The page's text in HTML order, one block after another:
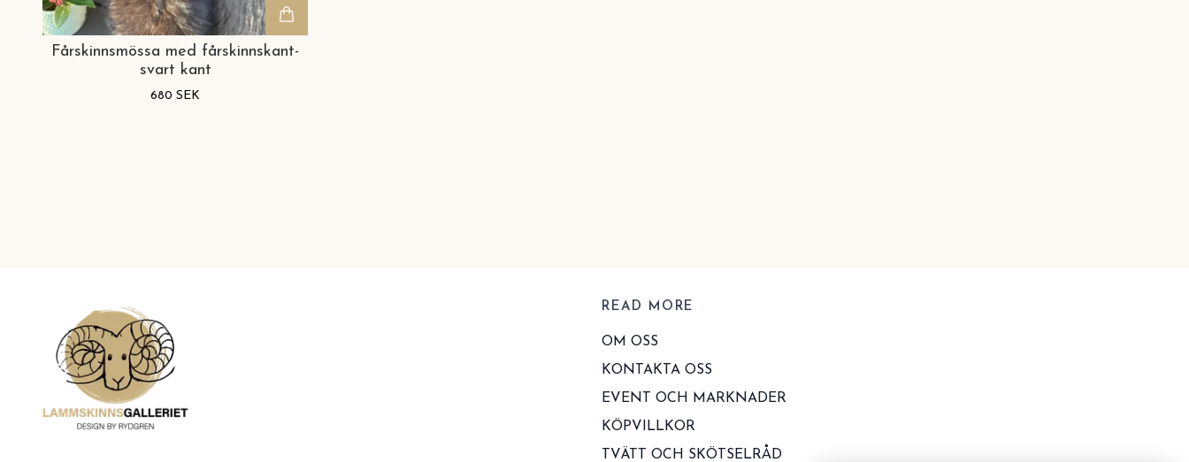
Fårskinnsmössa med fårskinnskant-
svart kant
680 SEK
READ MORE
OM OSS
KONTAKTA OSS
EVENT OCH MARKNADER
KÖPVILLKOR
TVÄTT OCH SKÖTSELRÅD